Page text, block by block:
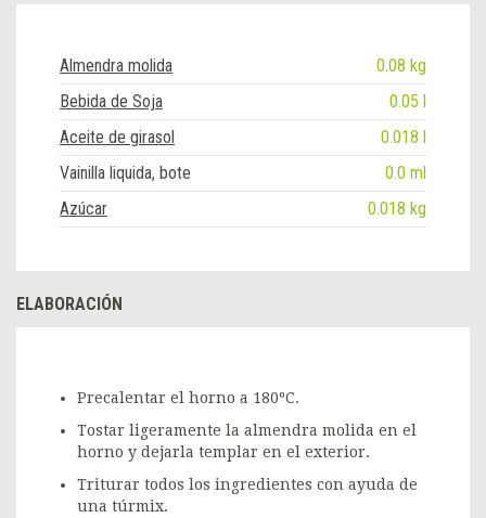
Almendra molida
0.08 kg
Bebida de Soja
0.05 l
Aceite de girasol
0.018 l
Vainilla liquida, bote
0.0 ml
Azúcar
0.018 kg
ELABORACIÓN
Precalentar el horno a 180ºC.
Tostar ligeramente la almendra molida en el
horno y dejarla templar en el exterior.
Triturar todos los ingredientes con ayuda de
una túrmix.